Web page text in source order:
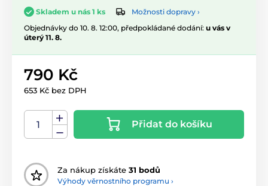
Skladem u nás 1 ks
Možnosti dopravy ›
Objednávky do 10. 8. 12:00, předpokládané dodání: u vás v
úterý 11. 8.
790 Kč
653 Kč bez DPH
Přidat do košíku
Za nákup získáte 31 bodů
Výhody věrnostního programu ›